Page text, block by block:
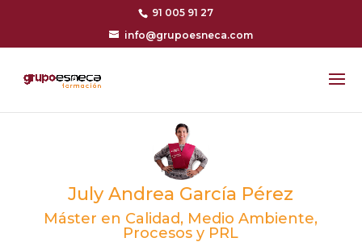
91 005 91 27
info@grupoesneca.com
July Andrea García Pérez
Máster en Calidad, Medio Ambiente,
Procesos y PRL